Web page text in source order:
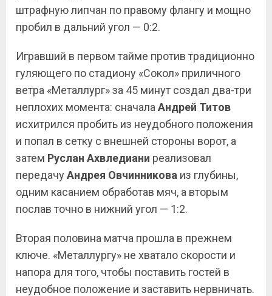
штрафную липчан по правому флангу и мощно
пробил в дальний угол — 0:2.
Игравший в первом тайме против традиционно
гуляющего по стадиону «Сокол» приличного
ветра «Металлург» за 45 минут создал два-три
неплохих момента: сначала Андрей Титов
исхитрился пробить из неудобного положения
и попал в сетку с внешней стороны ворот, а
затем Руслан Ахвледиани реализовал
передачуАндрея Овчинникова из глубины,
одним касанием обработав мяч, а вторым
послав точно в нижний угол — 1:2.
Вторая половина матча прошла в прежнем
ключе. «Металлургу» не хватало скорости и
напора для того, чтобы поставить гостей в
неудобное положение и заставить нервничать.